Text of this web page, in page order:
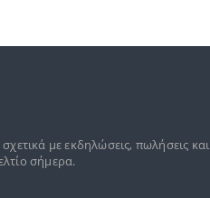
με εκδηλώσεις, πωλήσεις και
σήμερα.